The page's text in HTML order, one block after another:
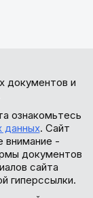
документов и
ознакомьтесь
данных. Сайт
внимание -
документов
сайта
гиперссылки.